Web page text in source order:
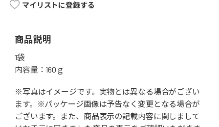
マイリストに登録する
商品説明
1袋
内容量：160ｇ
※写真はイメージです。実物とは異なる場合がござい
ます。※パッケージ画像は予告なく変更となる場合が
ございます。また、商品表示の記載内容に関しまして